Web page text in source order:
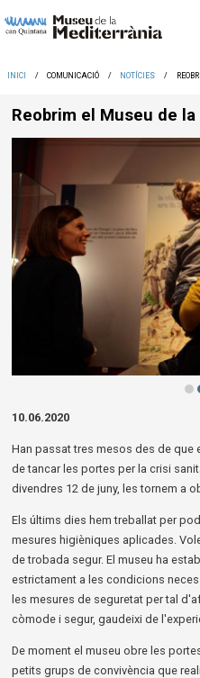
INICI COMUNICACIÓ NOTÍCIES
Reobrim el Museu de
10.06.2020
Han passat tres mesos des de que
de tancar les portes per la crisi
divendres 12 de juny, les tornem a
Els últims dies hem treballat per
mesures higièniques aplicades.
de trobada segur. El museu ha
estrictament a les condicions
les mesures de seguretat per tal
còmode i segur, gaudeixi de
De moment el museu obre les
petits grups de convivència que